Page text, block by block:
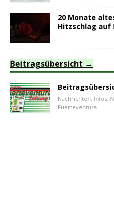
20 Monate
Hitzschlag auf
Beitragsübersicht
Nachrichten, Infos,
Fuerteventura